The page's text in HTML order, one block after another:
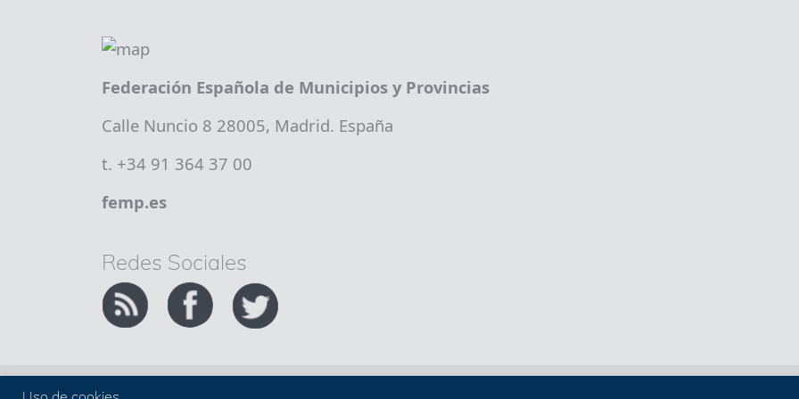
Federación Española de Municipios y Provincias
Calle Nuncio 8 28005, Madrid. España
t. +34 91 364 37 00
femp.es
Redes Sociales